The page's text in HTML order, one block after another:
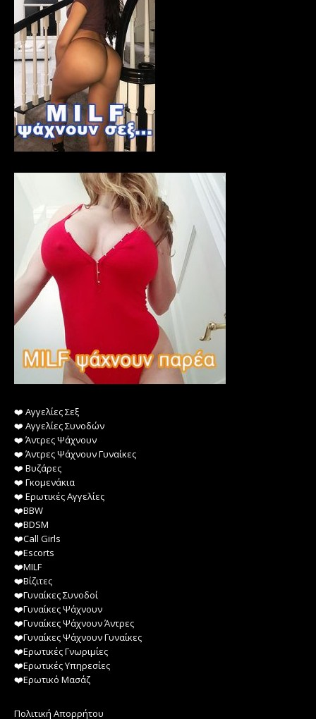
❤️️ Αγγελίες Σεξ
❤️️ Αγγελίες Συνοδών
❤️️ Άντρες Ψάχνουν
❤️️ Άντρες Ψάχνουν Γυναίκες
❤️️ Βυζάρες
❤️️ Γκομενάκια
❤️️ Ερωτικές Αγγελίες
❤️️BBW
❤️️BDSM
❤️️Call Girls
❤️️Escorts
❤️️MILF
❤️️Βίζιτες
❤️️Γυναίκες Συνοδοί
❤️️Γυναίκες Ψάχνουν
❤️️Γυναίκες Ψάχνουν Άντρες
❤️️Γυναίκες Ψάχνουν Γυναίκες
❤️️Ερωτικές Γνωριμίες
❤️️Ερωτικές Υπηρεσίες
❤️️Ερωτικό Μασάζ
Πολιτική Απορρήτου